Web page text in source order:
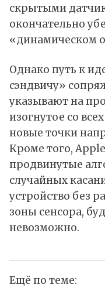
скрытыми
окончательно
«динамическом
Однако путь к
сэндвичу»
указывают на
изогнутое со
новые точки
Кроме того,
продвинутые
случайных
устройство без
зоны сенсора,
невозможно.
Ещё по теме: